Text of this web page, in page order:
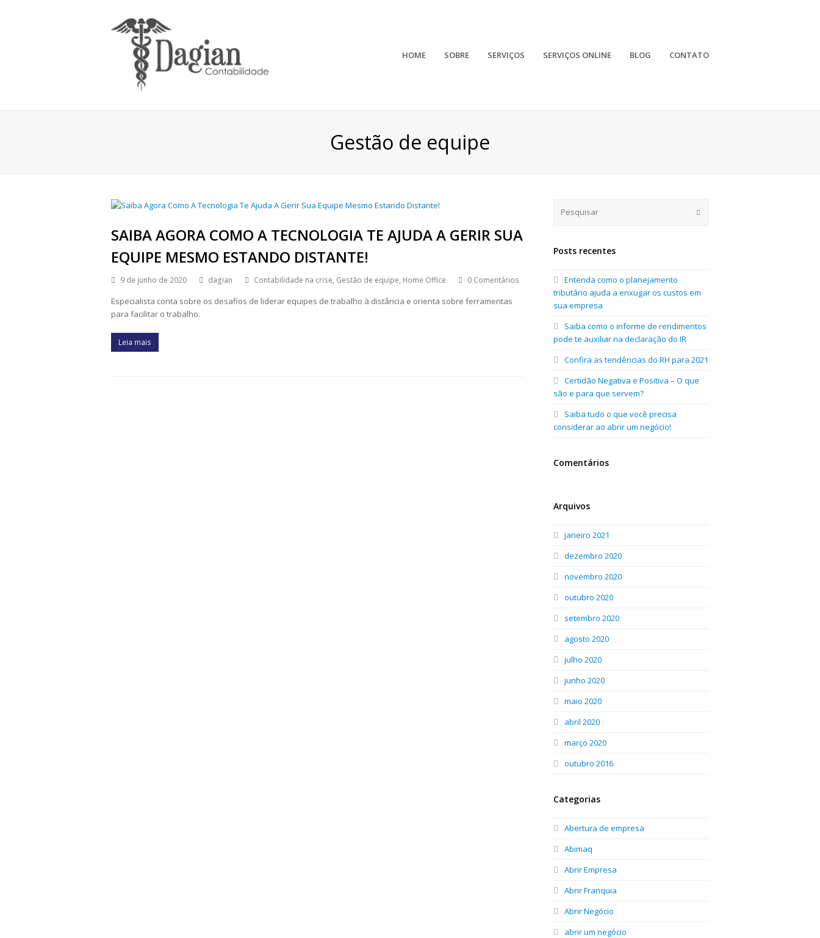
HOME SOBRE SERVIÇOS SERVIÇOS ONLINE BLOG CONTATO
Gestão de equipe
SAIBA AGORA COMO A TECNOLOGIA TE AJUDA A GERIR SUA
EQUIPE MESMO ESTANDO DISTANTE!
9 de junho de 2020 dagian Contabilidade na crise, Gestão de equipe, Home Office 0 Comentários
Especialista conta sobre os desafios de liderar equipes de trabalho à distância e orienta sobre ferramentas
para facilitar o trabalho.
Leia mais
Posts recentes
Entenda como o planejamento
tributário ajuda a enxugar os custos em
sua empresa
Saiba como o informe de rendimentos
pode te auxiliar na declaração do IR
Confira as tendências do RH para 2021
Certidão Negativa e Positiva – O que
são e para que servem?
Saiba tudo o que você precisa
considerar ao abrir um negócio!
Comentários
Arquivos
janeiro 2021
dezembro 2020
novembro 2020
outubro 2020
setembro 2020
agosto 2020
julho 2020
junho 2020
maio 2020
abril 2020
março 2020
outubro 2016
Categorias
Abertura de empresa
Abimaq
Abrir Empresa
Abrir Franquia
Abrir Negócio
abrir um negócio